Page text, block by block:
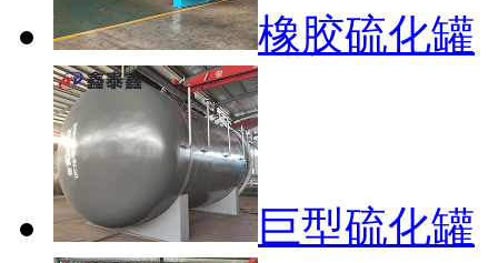
橡胶硫化罐
巨型硫化罐